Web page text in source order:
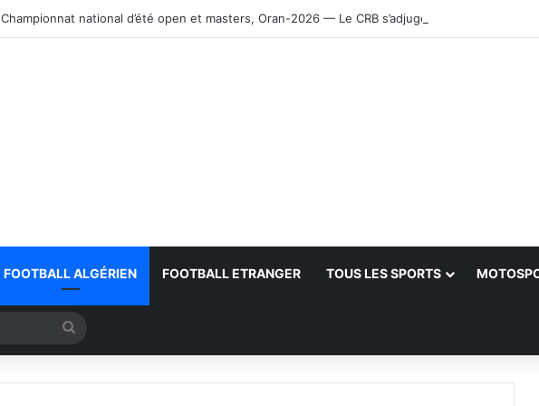
Championnat national d’été open et masters, Oran-2026 — Le CRB s’adjuge le titre
FOOTBALL ALGÉRIEN FOOTBALL ETRANGER TOUS LES SPORTS